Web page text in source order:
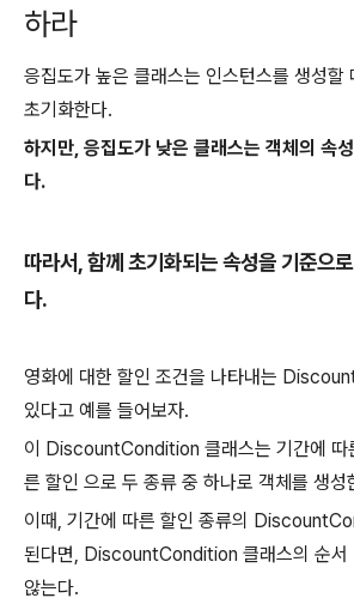
하라
응집도가 높은 클래스는 인스턴스를 생성할
초기화한다.
하지만, 응집도가 낮은 클래스는 객체의 속
다.
따라서, 함께 초기화되는 속성을 기준으
다.
영화에 대한 할인 조건을 나타내는
있다고 예를 들어보자.
이 DiscountCondition 클래스는 기간에 따
른 할인 으로 두 종류 중 하나로 객체를 생성
이때, 기간에 따른 할인 종류의
된다면, DiscountCondition 클래스의 순서
않는다.